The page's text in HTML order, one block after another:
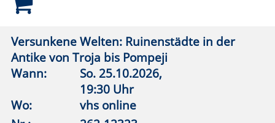
Kohlendioxid als Rohstoff: Wie schließen wir
den Kreislauf?
Wann:
13.10.2026,
19:30 Uhr
Wo:
vhs online